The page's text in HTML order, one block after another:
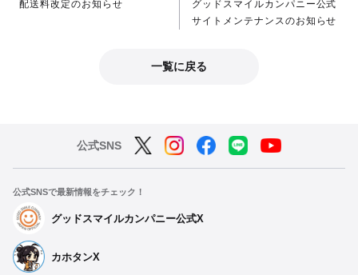
配送料改定のお知らせ
グッドスマイルカンパニー公式
サイトメンテナンスのお知らせ
一覧に戻る
公式SNS
公式SNSで最新情報をチェック！
グッドスマイルカンパニー公式X
カホタンX